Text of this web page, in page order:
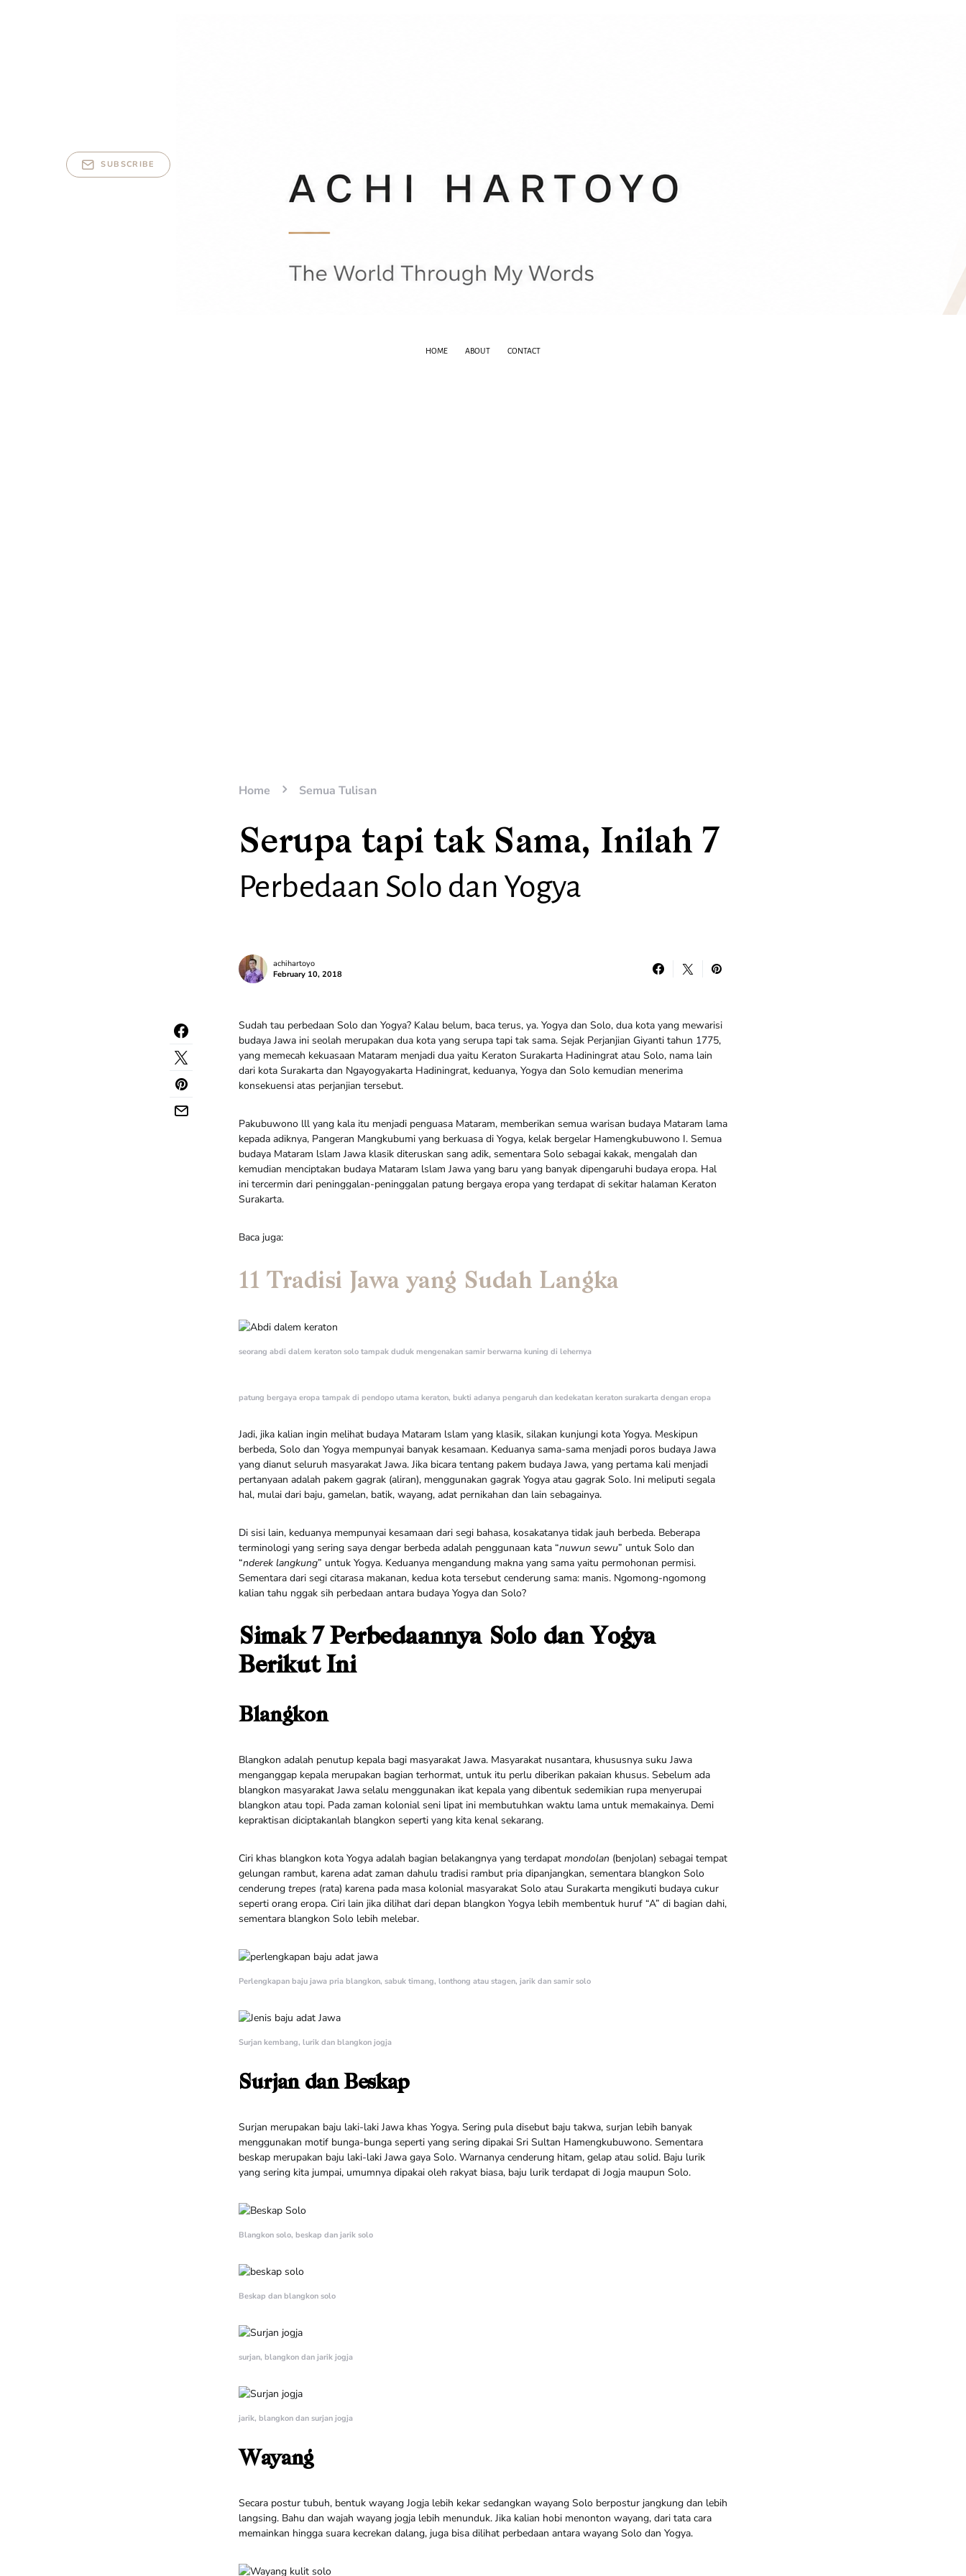
SUBSCRIBE
HOME ABOUT CONTACT
Home Semua Tulisan
Serupa tapi tak Sama, Inilah 7
Perbedaan Solo dan Yogya
achihartoyo
February 10, 2018
Sudah tau perbedaan Solo dan Yogya? Kalau belum, baca terus, ya. Yogya dan Solo, dua kota yang mewarisi
budaya Jawa ini seolah merupakan dua kota yang serupa tapi tak sama. Sejak Perjanjian Giyanti tahun 1775,
yang memecah kekuasaan Mataram menjadi dua yaitu Keraton Surakarta Hadiningrat atau Solo, nama lain
dari kota Surakarta dan Ngayogyakarta Hadiningrat, keduanya, Yogya dan Solo kemudian menerima
konsekuensi atas perjanjian tersebut.
Pakubuwono lll yang kala itu menjadi penguasa Mataram, memberikan semua warisan budaya Mataram lama
kepada adiknya, Pangeran Mangkubumi yang berkuasa di Yogya, kelak bergelar Hamengkubuwono I. Semua
budaya Mataram lslam Jawa klasik diteruskan sang adik, sementara Solo sebagai kakak, mengalah dan
kemudian menciptakan budaya Mataram lslam Jawa yang baru yang banyak dipengaruhi budaya eropa. Hal
ini tercermin dari peninggalan-peninggalan patung bergaya eropa yang terdapat di sekitar halaman Keraton
Surakarta.
Baca juga:
11 Tradisi Jawa yang Sudah Langka
seorang abdi dalem keraton solo tampak duduk mengenakan samir berwarna kuning di lehernya
patung bergaya eropa tampak di pendopo utama keraton, bukti adanya pengaruh dan kedekatan keraton surakarta dengan eropa
Jadi, jika kalian ingin melihat budaya Mataram lslam yang klasik, silakan kunjungi kota Yogya. Meskipun
berbeda, Solo dan Yogya mempunyai banyak kesamaan. Keduanya sama-sama menjadi poros budaya Jawa
yang dianut seluruh masyarakat Jawa. Jika bicara tentang pakem budaya Jawa, yang pertama kali menjadi
pertanyaan adalah pakem gagrak (aliran), menggunakan gagrak Yogya atau gagrak Solo. Ini meliputi segala
hal, mulai dari baju, gamelan, batik, wayang, adat pernikahan dan lain sebagainya.
Di sisi lain, keduanya mempunyai kesamaan dari segi bahasa, kosakatanya tidak jauh berbeda. Beberapa
terminologi yang sering saya dengar berbeda adalah penggunaan kata “nuwun sewu” untuk Solo dan
“nderek langkung” untuk Yogya. Keduanya mengandung makna yang sama yaitu permohonan permisi.
Sementara dari segi citarasa makanan, kedua kota tersebut cenderung sama: manis. Ngomong-ngomong
kalian tahu nggak sih perbedaan antara budaya Yogya dan Solo?
Simak 7 Perbedaannya Solo dan Yogya
Berikut Ini
Blangkon
Blangkon adalah penutup kepala bagi masyarakat Jawa. Masyarakat nusantara, khususnya suku Jawa
menganggap kepala merupakan bagian terhormat, untuk itu perlu diberikan pakaian khusus. Sebelum ada
blangkon masyarakat Jawa selalu menggunakan ikat kepala yang dibentuk sedemikian rupa menyerupai
blangkon atau topi. Pada zaman kolonial seni lipat ini membutuhkan waktu lama untuk memakainya. Demi
kepraktisan diciptakanlah blangkon seperti yang kita kenal sekarang.
Ciri khas blangkon kota Yogya adalah bagian belakangnya yang terdapat mondolan (benjolan) sebagai tempat
gelungan rambut, karena adat zaman dahulu tradisi rambut pria dipanjangkan, sementara blangkon Solo
cenderung trepes (rata) karena pada masa kolonial masyarakat Solo atau Surakarta mengikuti budaya cukur
seperti orang eropa. Ciri lain jika dilihat dari depan blangkon Yogya lebih membentuk huruf “A” di bagian dahi,
sementara blangkon Solo lebih melebar.
Perlengkapan baju jawa pria blangkon, sabuk timang, lonthong atau stagen, jarik dan samir solo
Surjan kembang, lurik dan blangkon jogja
Surjan dan Beskap
Surjan merupakan baju laki-laki Jawa khas Yogya. Sering pula disebut baju takwa, surjan lebih banyak
menggunakan motif bunga-bunga seperti yang sering dipakai Sri Sultan Hamengkubuwono. Sementara
beskap merupakan baju laki-laki Jawa gaya Solo. Warnanya cenderung hitam, gelap atau solid. Baju lurik
yang sering kita jumpai, umumnya dipakai oleh rakyat biasa, baju lurik terdapat di Jogja maupun Solo.
Blangkon solo, beskap dan jarik solo
Beskap dan blangkon solo
surjan, blangkon dan jarik jogja
jarik, blangkon dan surjan jogja
Wayang
Secara postur tubuh, bentuk wayang Jogja lebih kekar sedangkan wayang Solo berpostur jangkung dan lebih
langsing. Bahu dan wajah wayang jogja lebih menunduk. Jika kalian hobi menonton wayang, dari tata cara
memainkan hingga suara kecrekan dalang, juga bisa dilihat perbedaan antara wayang Solo dan Yogya.